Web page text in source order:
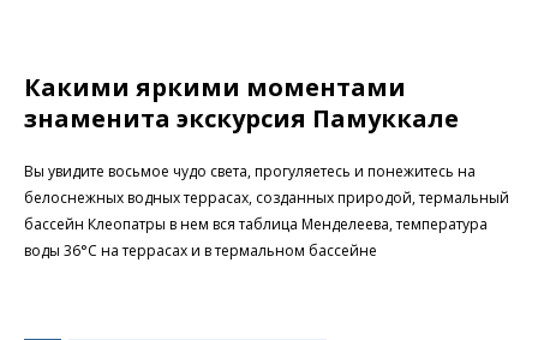
Какими яркими моментами
знаменита экскурсия Памуккале
Вы увидите восьмое чудо света, прогуляетесь и понежитесь на
белоснежных водных террасах, созданных природой, термальный
бассейн Клеопатры в нем вся таблица Менделеева,температура
воды 36°C на террасах и втермальном бассейне